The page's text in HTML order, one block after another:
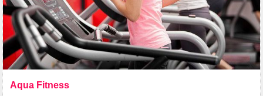
Aqua Fitness